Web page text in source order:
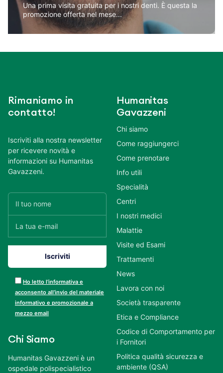
Una prima visita gratuita per i nostri denti. È questa la
promozione offerta nel mese...
Rimaniamo in
contatto!
Iscriviti alla nostra newsletter
per ricevere novità e
informazioni su Humanitas
Gavazzeni.
Ho letto l’informativa e
acconsento all’invio del materiale
informativo e promozionale a
mezzo email
Chi Siamo
Humanitas Gavazzeni è un
ospedale polispecialistico
Humanitas
Gavazzeni
Chi siamo
Come raggiungerci
Come prenotare
Info utili
Specialità
Centri
I nostri medici
Malattie
Visite ed Esami
Trattamenti
News
Lavora con noi
Società trasparente
Etica e Compliance
Codice di Comportamento per
i Fornitori
Politica qualità sicurezza e
ambiente (QSA)